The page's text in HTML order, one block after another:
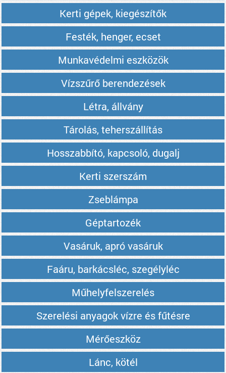
Kerti gépek, kiegészítők
Festék, henger, ecset
Munkavédelmi eszközök
Vízszűrő berendezések
Létra, állvány
Tárolás, teherszállítás
Hosszabbító, kapcsoló, dugalj
Kerti szerszám
Zseblámpa
Géptartozék
Vasáruk, apró vasáruk
Faáru, barkácsléc, szegélyléc
Műhelyfelszerelés
Szerelési anyagok vízre és fűtésre
Mérőeszköz
Lánc, kötél